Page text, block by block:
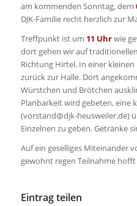
am kommenden Sonntag, dem
DJK-Familie recht herzlich zur
Treffpunkt ist um 11 Uhrwie
dort gehen wir auf
Richtung Hirtel. In einer
zurück zur Halle. Dort
Würstchen und Brötchen
Planbarkeit wird gebeten, eine
(vorstand@djk-heusweiler.de)
Einzelnen zu geben. Getränke
Auf ein geselliges Miteinander
gewohnt regen Teilnahme
Eintrag teilen